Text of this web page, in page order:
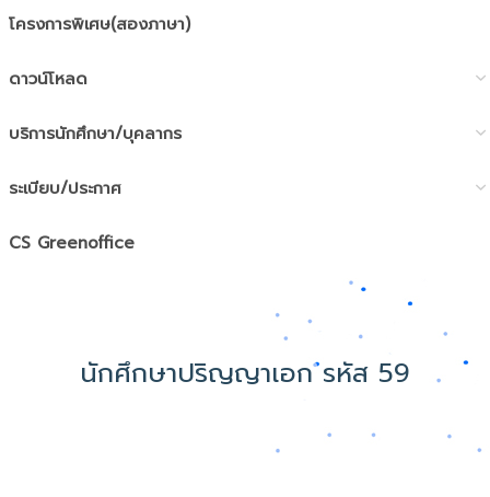
โครงการพิเศษ(สองภาษา)
ดาวน์โหลด
บริการนักศึกษา/บุคลากร
ระเบียบ/ประกาศ
CS Greenoffice
นักศึกษาปริญญาเอก รหัส 59